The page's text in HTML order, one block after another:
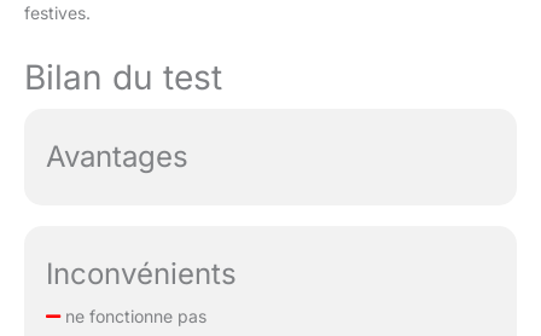
festives.
Bilan du test
Avantages
Inconvénients
ne fonctionne pas